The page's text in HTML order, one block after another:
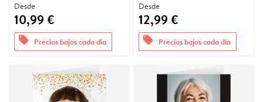
Desde
10,99 €
offers Precios bajos cada día
Desde
12,99 €
offers Precios bajos cada día